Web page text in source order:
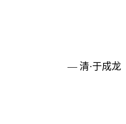
— 清·于成龙